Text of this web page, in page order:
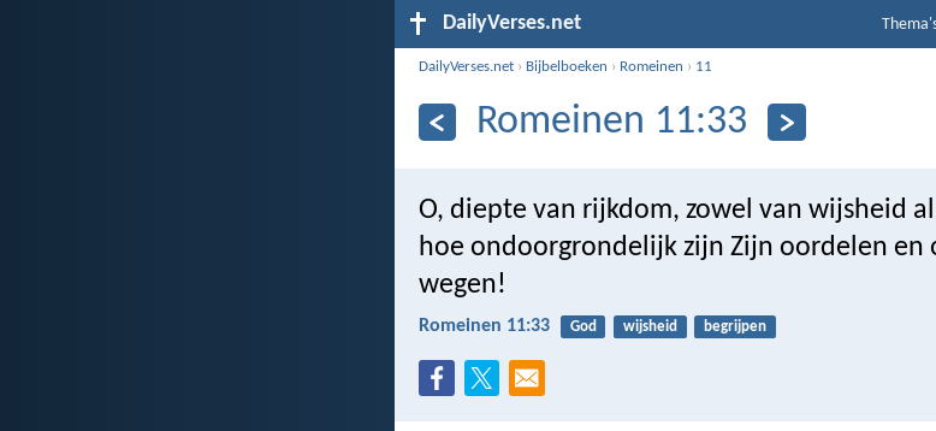
DailyVerses.net
DailyVerses.net › Bijbelboeken › Romeinen › 11
Romeinen 11:33
O, diepte van rijkdom, zowel van wijsheid
hoe ondoorgrondelijk zijn Zijn oordelen en
wegen!
Romeinen 11:33 God wijsheid begrijpen